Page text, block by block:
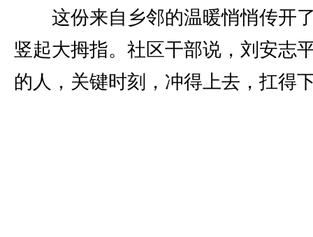
这份来自乡邻的温暖悄悄传开
竖起大拇指。社区干部说，刘安志
的人，关键时刻，冲得上去，扛得